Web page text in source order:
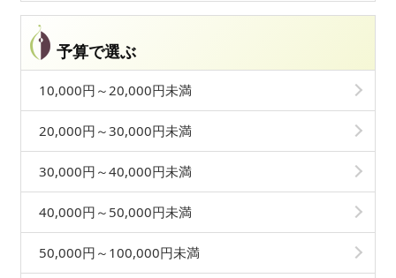
予算で選ぶ
10,000円～20,000円未満
20,000円～30,000円未満
30,000円～40,000円未満
40,000円～50,000円未満
50,000円～100,000円未満